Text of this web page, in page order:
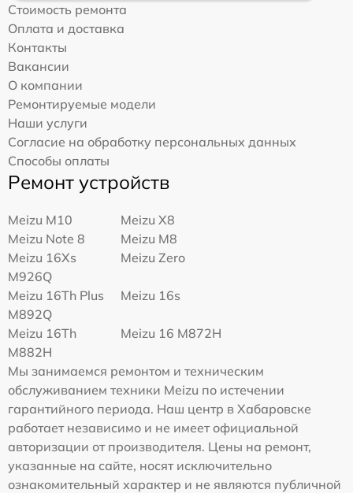
Стоимость ремонта
Оплата и доставка
Контакты
Вакансии
О компании
Ремонтируемые модели
Наши услуги
Согласие на обработку персональных данных
Способы оплаты
Ремонт устройств
Meizu M10
Meizu X8
Meizu Note 8
Meizu M8
Meizu 16Xs
M926Q
Meizu Zero
Meizu 16Th Plus
M892Q
Meizu 16s
Meizu 16Th
M882H
Meizu 16 M872H
Мы занимаемся ремонтом и техническим
обслуживанием техники Meizu по истечении
гарантийного периода. Наш центр в Хабаровске
работает независимо и не имеет официальной
авторизации от производителя. Цены на ремонт,
указанные на сайте, носят исключительно
ознакомительный характер и не являются публичной